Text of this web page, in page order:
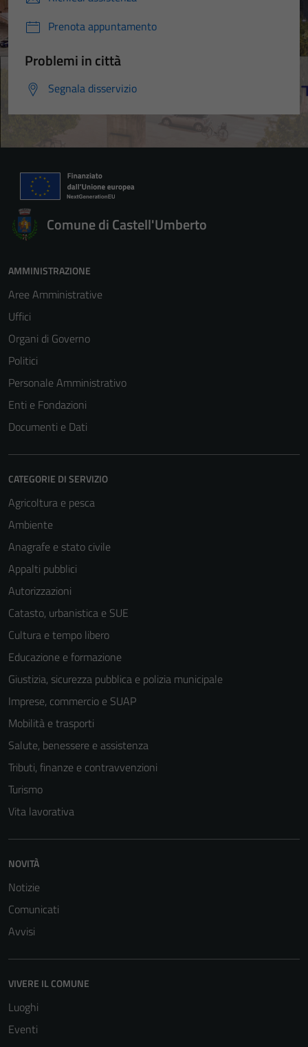
Prenota appuntamento
Problemi in città
Segnala disservizio
Comune di Castell'Umberto
AMMINISTRAZIONE
Aree Amministrative
Uffici
Organi di Governo
Politici
Personale Amministrativo
Enti e Fondazioni
Documenti e Dati
CATEGORIE DI SERVIZIO
Agricoltura e pesca
Ambiente
Anagrafe e stato civile
Appalti pubblici
Autorizzazioni
Catasto, urbanistica e SUE
Cultura e tempo libero
Educazione e formazione
Giustizia, sicurezza pubblica e polizia municipale
Imprese, commercio e SUAP
Mobilità e trasporti
Salute, benessere e assistenza
Tributi, finanze e contravvenzioni
Turismo
Vita lavorativa
NOVITÀ
Notizie
Comunicati
Avvisi
VIVERE IL COMUNE
Luoghi
Eventi